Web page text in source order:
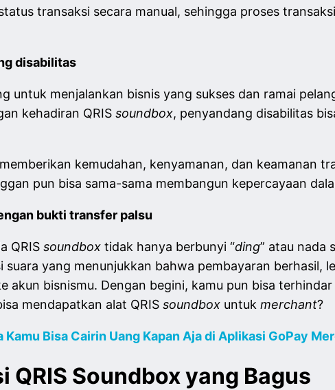
transaksi secara manual, sehingga proses
disabilitas
untuk menjalankan bisnis yang sukses dan ramai
kehadiran QRIS soundbox, penyandang disabilitas
kemudahan, kenyamanan, dan keamanan
pun bisa sama-sama membangun kepercayaan
bukti transfer palsu
QRIS soundbox tidak hanya berbunyi “ding” atau nada
suara yang menunjukkan bahwa pembayaran berhasil,
akun bisnismu. Dengan begini, kamu pun bisa
mendapatkan alat QRIS soundbox untuk merchant?
Kamu Bisa Cairin Uang Kapan Aja di Aplikasi GoPay
QRIS Soundbox yang Bagus